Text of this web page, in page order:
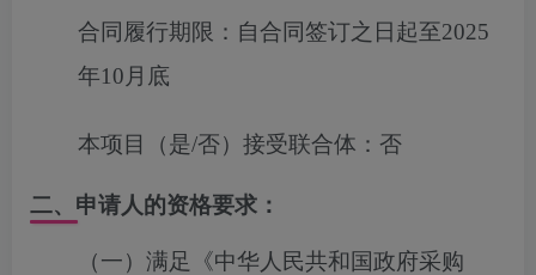
合同履行期限： 自合同签订之日起至2025
年10月底
本项目（是/否）接受联合体： 否
二、申请人的资格要求：
（一）满足《中华人民共和国政府采购